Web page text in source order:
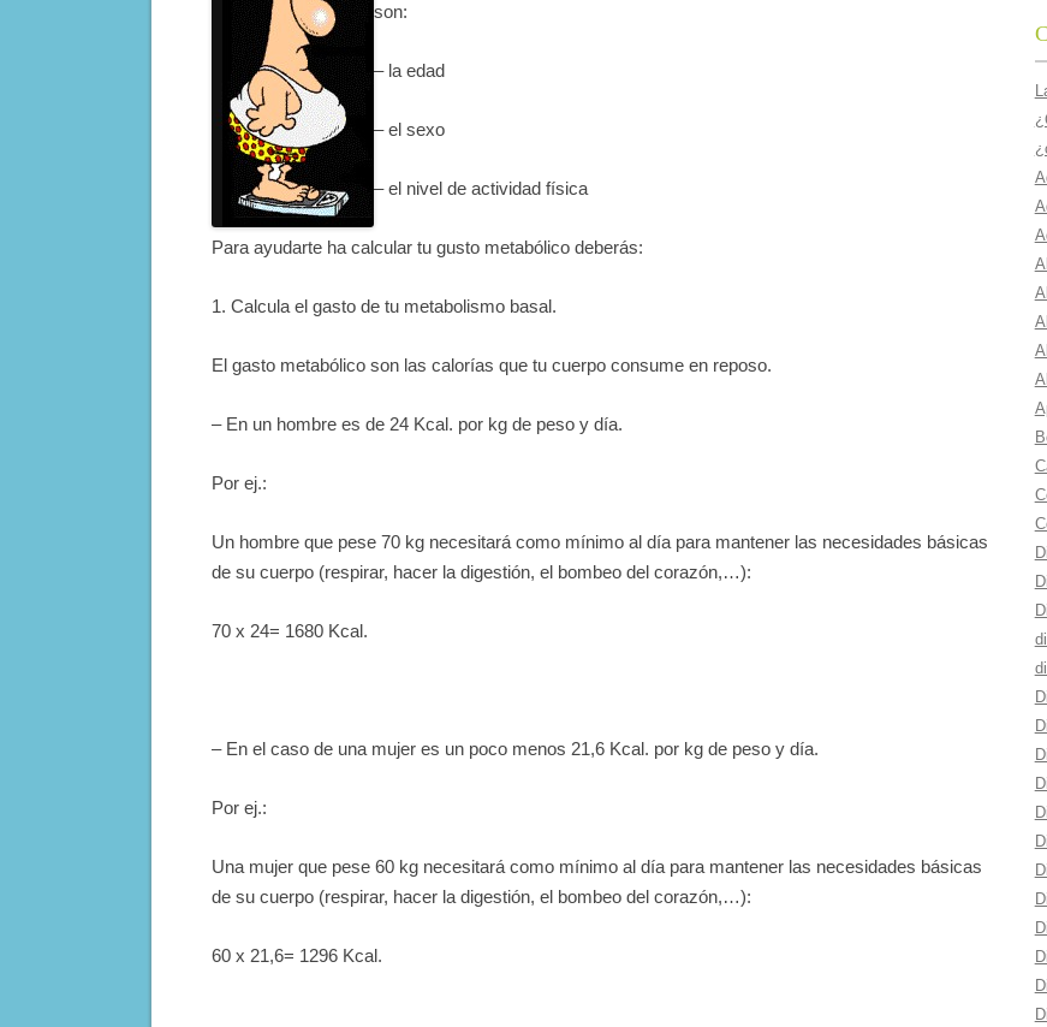
son:
– la edad
– el sexo
– el nivel de actividad física
Para ayudarte ha calcular tu gusto metabólico deberás:
1. Calcula el gasto de tu metabolismo basal.
El gasto metabólico son las calorías que tu cuerpo consume en reposo.
– En un hombre es de 24 Kcal. por kg de peso y día.
Por ej.:
Un hombre que pese 70 kg necesitará como mínimo al día para mantener las necesidades básicas
de su cuerpo (respirar, hacer la digestión, el bombeo del corazón,…):
70 x 24= 1680 Kcal.
– En el caso de una mujer es un poco menos 21,6 Kcal. por kg de peso y día.
Por ej.:
Una mujer que pese 60 kg necesitará como mínimo al día para mantener las necesidades básicas
de su cuerpo (respirar, hacer la digestión, el bombeo del corazón,…):
60 x 21,6= 1296 Kcal.